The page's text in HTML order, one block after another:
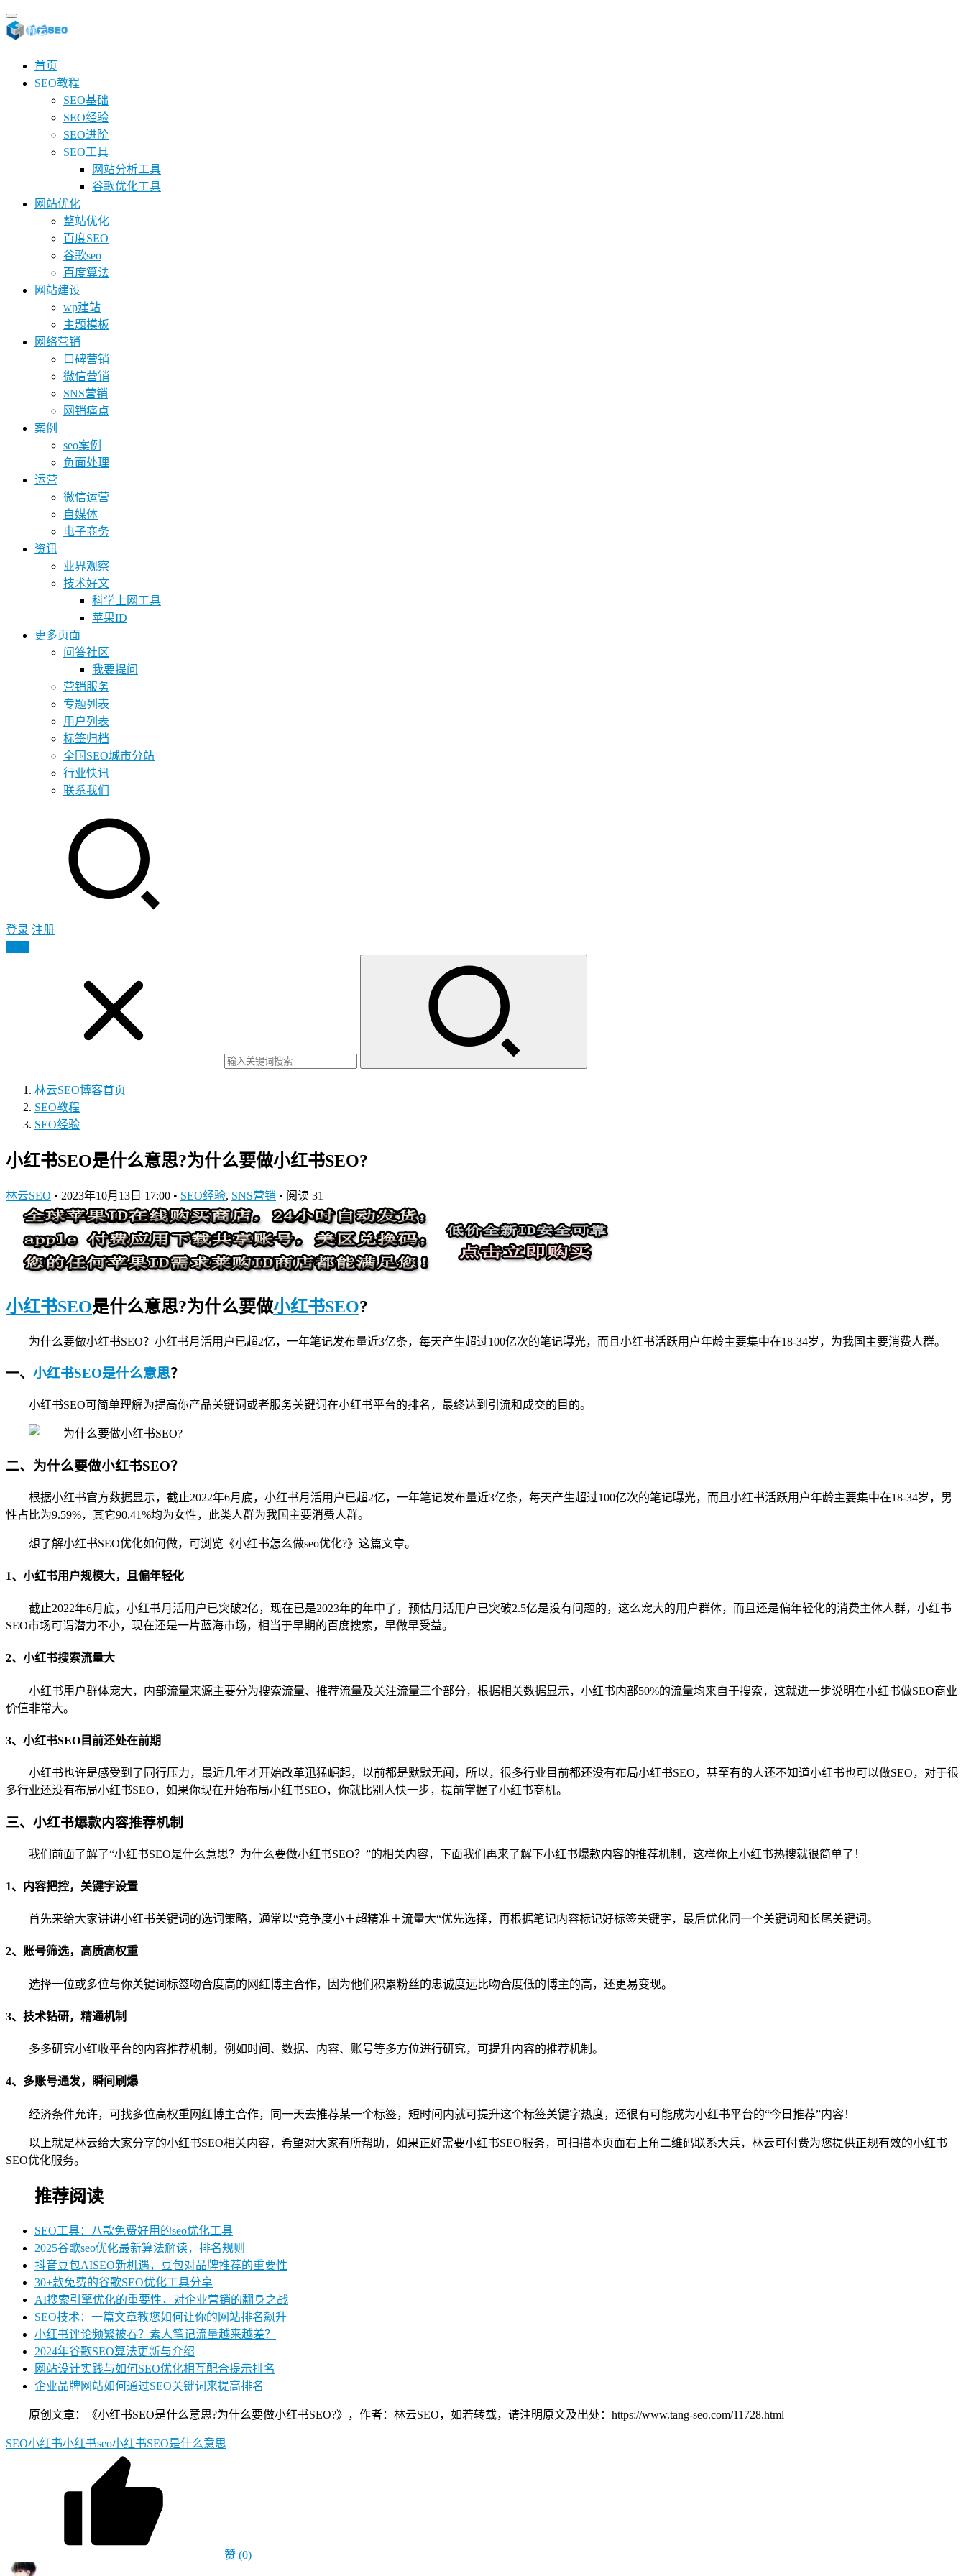
首页
SEO教程
SEO基础
SEO经验
SEO进阶
SEO工具
网站分析工具
谷歌优化工具
网站优化
整站优化
百度SEO
谷歌seo
百度算法
网站建设
wp建站
主题模板
网络营销
口碑营销
微信营销
SNS营销
网销痛点
案例
seo案例
负面处理
运营
微信运营
自媒体
电子商务
资讯
业界观察
技术好文
科学上网工具
苹果ID
更多页面
问答社区
我要提问
营销服务
专题列表
用户列表
标签归档
全国SEO城市分站
行业快讯
联系我们
登录 注册
林云SEO博客首页
SEO教程
SEO经验
小红书SEO是什么意思?为什么要做小红书SEO?
林云SEO • 2023年10月13日 17:00 • SEO经验, SNS营销 • 阅读 31
小红书SEO是什么意思?为什么要做小红书SEO?
为什么要做小红书SEO？小红书月活用户已超2亿，一年笔记发布量近3亿条，每天产生超过100亿次的笔记曝光，而且小红书活跃用户年龄主要集中在18-34岁，为我国主要消费人群。
一、 小红书SEO是什么意思？
小红书SEO可简单理解为提高你产品关键词或者服务关键词在小红书平台的排名，最终达到引流和成交的目的。
二、为什么要做小红书SEO？
根据小红书官方数据显示，截止2022年6月底，小红书月活用户已超2亿，一年笔记发布量近3亿条，每天产生超过100亿次的笔记曝光，而且小红书活跃用户年龄主要集中在18-34岁，男
性占比为9.59%，其它90.41%均为女性，此类人群为我国主要消费人群。
想了解小红书SEO优化如何做，可浏览《小红书怎么做seo优化?》这篇文章。
1、小红书用户规模大，且偏年轻化
截止2022年6月底，小红书月活用户已突破2亿，现在已是2023年的年中了，预估月活用户已突破2.5亿是没有问题的，这么宠大的用户群体，而且还是偏年轻化的消费主体人群，小红书
SEO市场可谓潜力不小，现在还是一片蓝海市场，相当于早期的百度搜索，早做早受益。
2、小红书搜索流量大
小红书用户群体宠大，内部流量来源主要分为搜索流量、推荐流量及关注流量三个部分，根据相关数据显示，小红书内部50%的流量均来自于搜索，这就进一步说明在小红书做SEO商业
价值非常大。
3、小红书SEO目前还处在前期
小红书也许是感受到了同行压力，最近几年才开始改革迅猛崛起，以前都是默默无闻，所以，很多行业目前都还没有布局小红书SEO，甚至有的人还不知道小红书也可以做SEO，对于很
多行业还没有布局小红书SEO，如果你现在开始布局小红书SEO，你就比别人快一步，提前掌握了小红书商机。
三、小红书爆款内容推荐机制
我们前面了解了“小红书SEO是什么意思？为什么要做小红书SEO？”的相关内容，下面我们再来了解下小红书爆款内容的推荐机制，这样你上小红书热搜就很简单了！
1、内容把控，关键字设置
首先来给大家讲讲小红书关键词的选词策略，通常以“竞争度小＋超精准＋流量大“优先选择，再根据笔记内容标记好标签关键字，最后优化同一个关键词和长尾关键词。
2、账号筛选，高质高权重
选择一位或多位与你关键词标签吻合度高的网红博主合作，因为他们积累粉丝的忠诚度远比吻合度低的博主的高，还更易变现。
3、技术钻研，精通机制
多多研究小红收平台的内容推荐机制，例如时间、数据、内容、账号等多方位进行研究，可提升内容的推荐机制。
4、多账号通发，瞬间刷爆
经济条件允许，可找多位高权重网红博主合作，同一天去推荐某一个标签，短时间内就可提升这个标签关键字热度，还很有可能成为小红书平台的“今日推荐”内容！
以上就是林云给大家分享的小红书SEO相关内容，希望对大家有所帮助，如果正好需要小红书SEO服务，可扫描本页面右上角二维码联系大兵，林云可付费为您提供正规有效的小红书
SEO优化服务。
推荐阅读
SEO工具：八款免费好用的seo优化工具
2025谷歌seo优化最新算法解读，排名规则
抖音豆包AISEO新机遇，豆包对品牌推荐的重要性
30+款免费的谷歌SEO优化工具分享
AI搜索引擎优化的重要性，对企业营销的翻身之战
SEO技术：一篇文章教您如何让你的网站排名飙升
小红书评论频繁被吞？素人笔记流量越来越差？
2024年谷歌SEO算法更新与介绍
网站设计实践与如何SEO优化相互配合提示排名
企业品牌网站如何通过SEO关键词来提高排名
原创文章：《小红书SEO是什么意思?为什么要做小红书SEO?》，作者：林云SEO，如若转载，请注明原文及出处：https://www.tang-seo.com/11728.html
SEO小红书小红书seo小红书SEO是什么意思
赞 (0)